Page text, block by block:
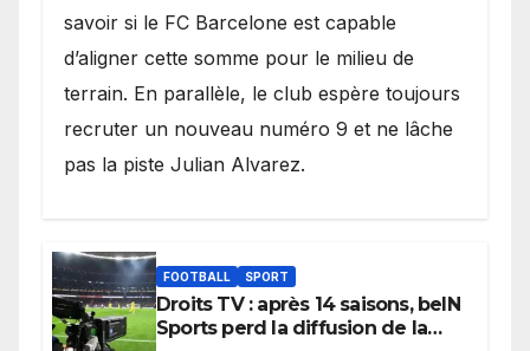
savoir si le FC Barcelone est capable
d’aligner cette somme pour le milieu de
terrain. En parallèle, le club espère toujours
recruter un nouveau numéro 9 et ne lâche
pas la piste Julian Alvarez.
FOOTBALL SPORT
Droits TV : après 14 saisons, beIN
Sports perd la diffusion de la